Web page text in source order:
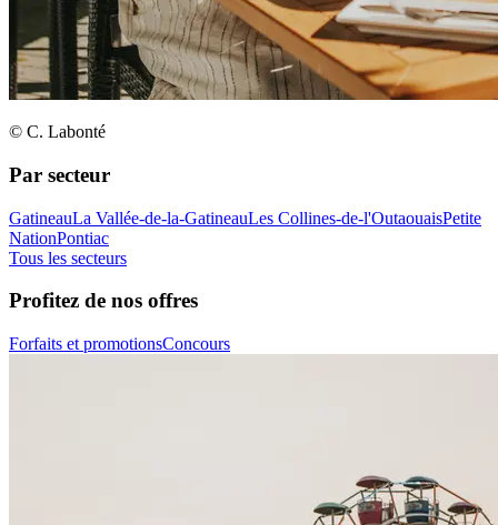
© C. Labonté
Par secteur
GatineauLa Vallée-de-la-GatineauLes Collines-de-l'OutaouaisPetite
NationPontiac
Tous les secteurs
Profitez de nos offres
Forfaits et promotionsConcours